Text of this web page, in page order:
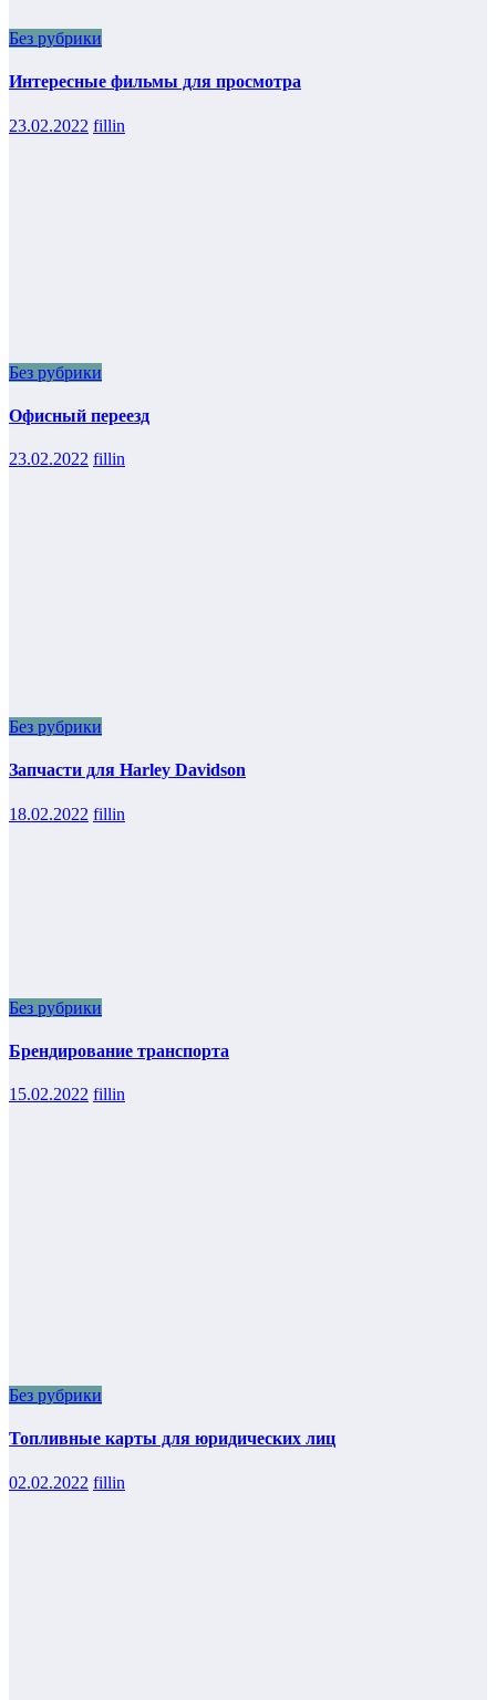
Без рубрики
Интересные фильмы для просмотра
23.02.2022 fillin
Без рубрики
Офисный переезд
23.02.2022 fillin
Без рубрики
Запчасти для Harley Davidson
18.02.2022 fillin
Без рубрики
Брендирование транспорта
15.02.2022 fillin
Без рубрики
Топливные карты для юридических лиц
02.02.2022 fillin